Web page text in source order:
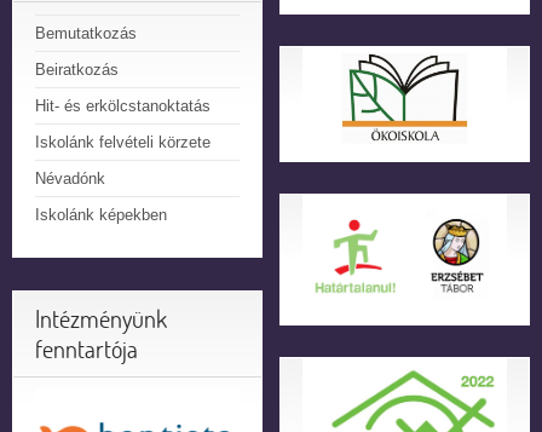
Bemutatkozás
Beiratkozás
Hit- és erkölcstanoktatás
Iskolánk felvételi körzete
Névadónk
Iskolánk képekben
Intézményünk
fenntartója